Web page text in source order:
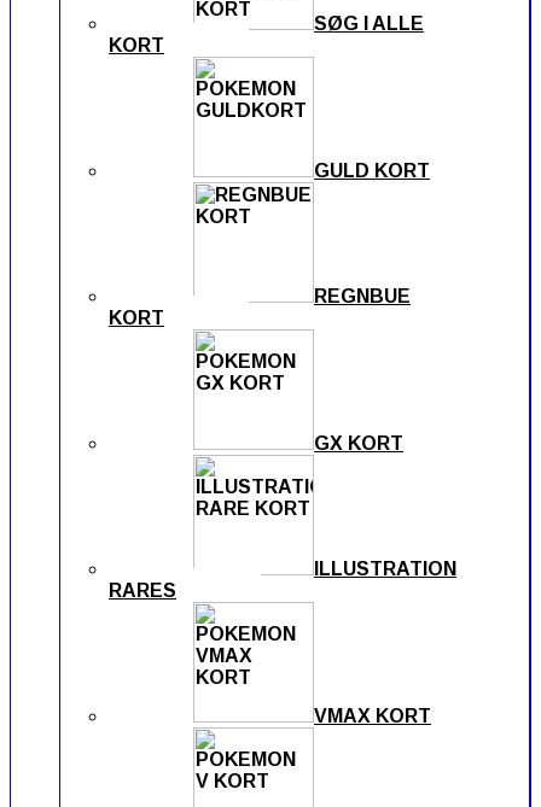
SØG I ALLE
KORT
GULD KORT
REGNBUE
KORT
GX KORT
ILLUSTRATION
RARES
VMAX KORT